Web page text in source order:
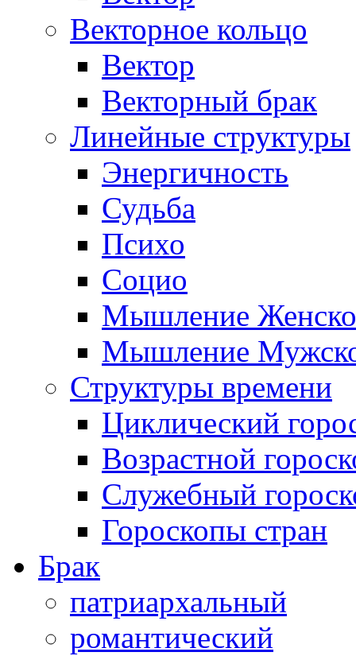
Векторное кольцо
Вектор
Векторный брак
Линейные структуры
Энергичность
Судьба
Психо
Социо
Мышление
Мышление
Структуры времени
Циклический
Возрастной
Служебный
Гороскопы стран
Брак
патриархальный
романтический